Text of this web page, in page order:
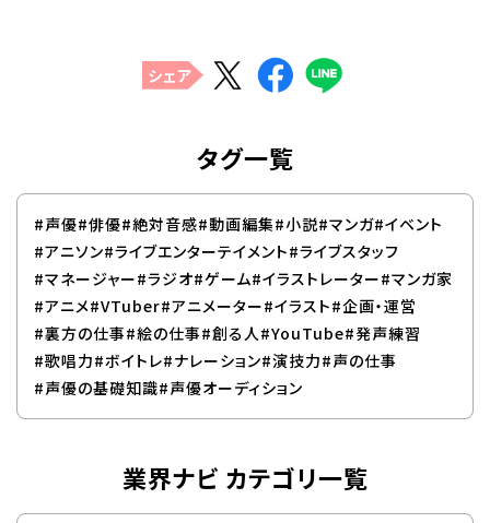
シェア
タグ一覧
#声優#俳優#絶対音感#動画編集#小説#マンガ#イベント
#アニソン#ライブエンターテイメント#ライブスタッフ
#マネージャー#ラジオ#ゲーム#イラストレーター#マンガ家
#アニメ#VTuber#アニメーター#イラスト#企画・運営
#裏方の仕事#絵の仕事#創る人 #YouTube#発声練習
#歌唱力#ボイトレ#ナレーション#演技力#声の仕事
#声優の基礎知識#声優オーディション
業界ナビ カテゴリ一覧